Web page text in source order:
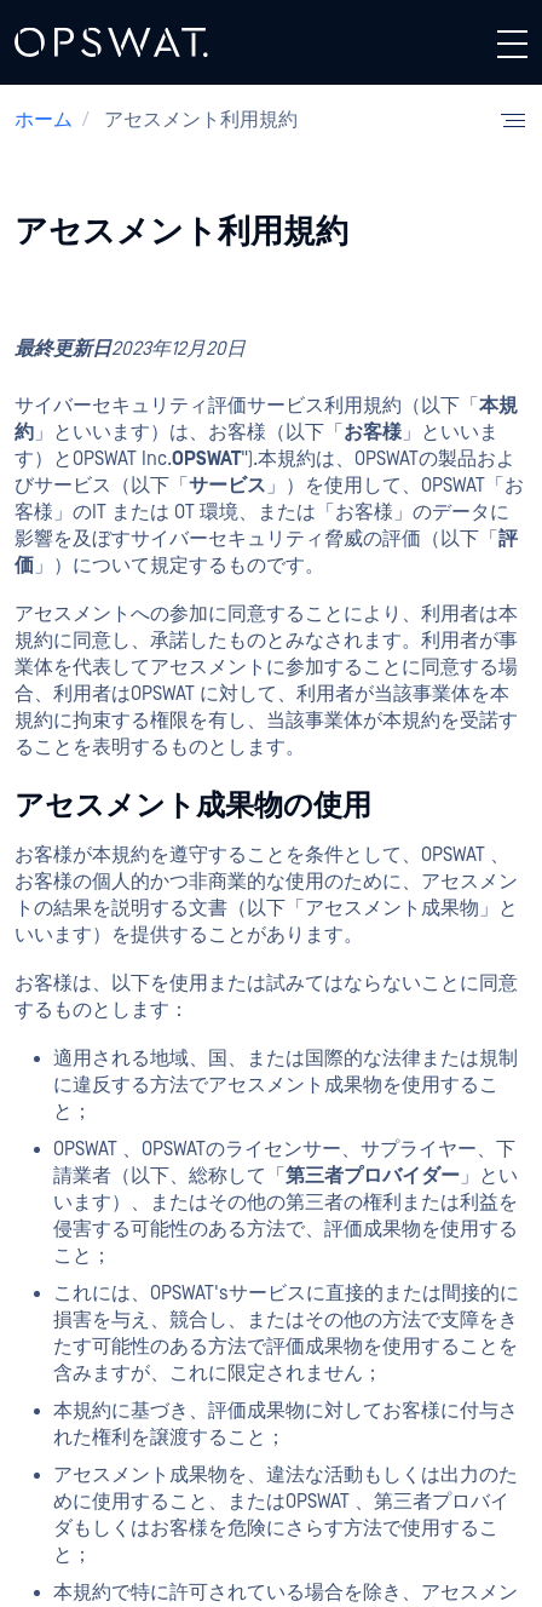
ホーム / アセスメント利用規約
アセスメント利用規約
最終更新日2023年12月20日
サイバーセキュリティ評価サービス利用規約（以下「 本規
約 」といいます）は、お客様（以下「 お客様」といいま
す）とOPSWAT Inc.OPSWAT").本規約は、OPSWATの製品およ
びサービス（以下「 サービス 」）を使用して、OPSWAT「お
客様」のIT または OT 環境、または「お客様」のデータに
影響を及ぼすサイバーセキュリティ脅威の評価（以下「 評
価 」）について規定するものです。
アセスメントへの参加に同意することにより、利用者は本
規約に同意し、承諾したものとみなされます。利用者が事
業体を代表してアセスメントに参加することに同意する場
合、利用者はOPSWAT に対して、利用者が当該事業体を本
規約に拘束する権限を有し、当該事業体が本規約を受諾す
ることを表明するものとします。
アセスメント成果物の使用
お客様が本規約を遵守することを条件として、OPSWAT 、
お客様の個人的かつ非商業的な使用のために、アセスメン
トの結果を説明する文書（以下「アセスメント成果物」と
いいます）を提供することがあります。
お客様は、以下を使用または試みてはならないことに同意
するものとします：
適用される地域、国、または国際的な法律または規制
に違反する方法でアセスメント成果物を使用するこ
と；
OPSWAT 、OPSWATのライセンサー、サプライヤー、下
請業者（以下、総称して「 第三者プロバイダー 」とい
います）、またはその他の第三者の権利または利益を
侵害する可能性のある方法で、評価成果物を使用する
こと；
これには、OPSWAT'sサービスに直接的または間接的に
損害を与え、競合し、またはその他の方法で支障をき
たす可能性のある方法で評価成果物を使用することを
含みますが、これに限定されません；
本規約に基づき、評価成果物に対してお客様に付与さ
れた権利を譲渡すること；
アセスメント成果物を、違法な活動もしくは出力のた
めに使用すること、またはOPSWAT 、第三者プロバイ
ダもしくはお客様を危険にさらす方法で使用するこ
と；
本規約で特に許可されている場合を除き、アセスメン